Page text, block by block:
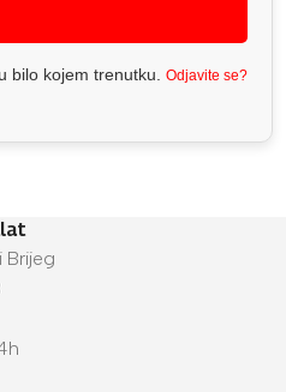
bilo kojem trenutku. Odjavite se?
Brijeg